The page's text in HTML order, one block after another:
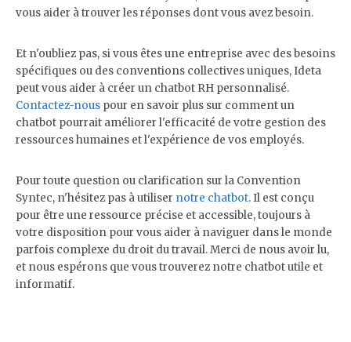
vous aider à trouver les réponses dont vous avez besoin.
Et n'oubliez pas, si vous êtes une entreprise avec des besoins
spécifiques ou des conventions collectives uniques, Ideta
peut vous aider à créer un chatbot RH personnalisé.
Contactez-nous pour en savoir plus sur comment un
chatbot pourrait améliorer l'efficacité de votre gestion des
ressources humaines et l'expérience de vos employés.
Pour toute question ou clarification sur la Convention
Syntec, n'hésitez pas à utiliser notre chatbot. Il est conçu
pour être une ressource précise et accessible, toujours à
votre disposition pour vous aider à naviguer dans le monde
parfois complexe du droit du travail. Merci de nous avoir lu,
et nous espérons que vous trouverez notre chatbot utile et
informatif.